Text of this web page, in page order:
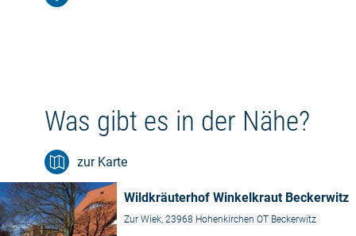
Was gibt es in der Nähe?
zur Karte
Wildkräuterhof Winkelkraut Beckerwitz
Zur Wiek, 23968 Hohenkirchen OT Beckerwitz